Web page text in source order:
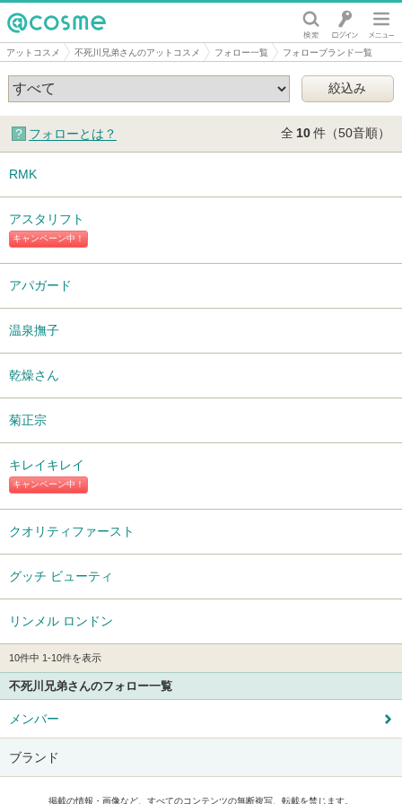
@cosme
アットコスメ 不死川兄弟さんのアットコスメ フォロー一覧 フォローブランド一覧
フォローとは？ 全 10件（50音順）
RMK
キャンペーン中！
アスタリフト
アパガード
温泉撫子
乾燥さん
菊正宗
キャンペーン中！
キレイキレイ
クオリティファースト
グッチ ビューティ
リンメル ロンドン
10件中 1-10件を表示
不死川兄弟さんのフォロー一覧
メンバー
ブランド
掲載の情報・画像など、すべてのコンテンツの無断複写、転載を禁じます。